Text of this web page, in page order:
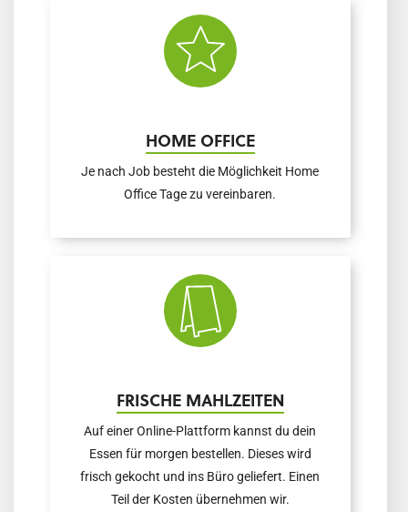
HOME OFFICE
Je nach Job besteht die Möglichkeit Home
Office Tage zu vereinbaren.
FRISCHE MAHLZEITEN
Auf einer Online-Plattform kannst du dein
Essen für morgen bestellen. Dieses wird
frisch gekocht und ins Büro geliefert. Einen
Teil der Kosten übernehmen wir.